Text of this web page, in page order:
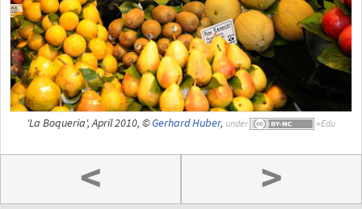
'La Boqueria', April 2010, ©Gerhard Huber, under
< >